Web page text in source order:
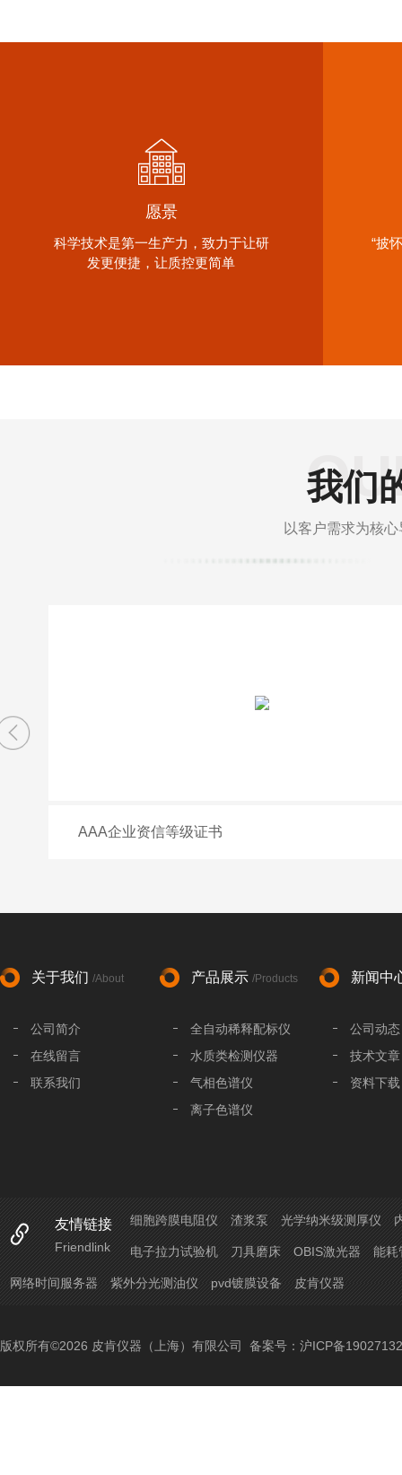
愿景
科学技术是第一生产力，致力于让研
发更便捷，让质控更简单
“披
我们
以客户需求为核
AAA企业资信等级证书
关于我们 /About
公司简介
在线留言
联系我们
产品展示 /Products
全自动稀释配标仪
水质类检测仪器
气相色谱仪
离子色谱仪
电化学仪器
天平衡器
新闻中
公司动态
技术文章
资料下载
友情链接
Friendlink
细胞跨膜电阻仪 渣浆泵 光学纳米级测厚仪
电子拉力试验机 刀具磨床 OBIS激光器 能耗
网络时间服务器 紫外分光测油仪 pvd镀膜设备 皮肯仪器
版权所有©2026 皮肯仪器（上海）有限公司 备案号：沪ICP备